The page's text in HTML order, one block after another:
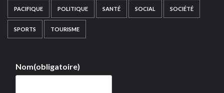
PACIFIQUE POLITIQUE SANTÉ SOCIAL SOCIÉTÉ
SPORTS TOURISME
Nom(obligatoire)